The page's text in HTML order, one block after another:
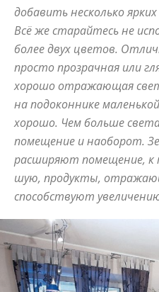
добавить несколько
Всё же старайтесь не
более двух цветов.
просто прозрачная или
хорошо отражающая
на подоконнике
хорошо. Чем больше
помещение и наоборот.
расширяют помещение, к
шую, продукты,
способствуют